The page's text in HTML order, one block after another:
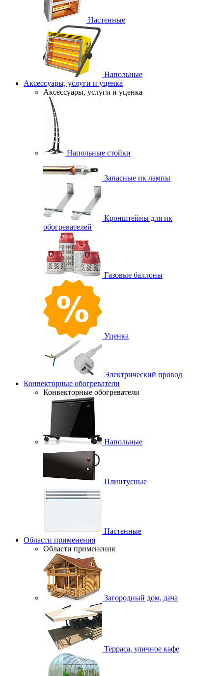
Настенные
Напольные
Аксессуары, услуги и уценка
Аксессуары, услуги и уценка
Напольные стойки
Запасные ик лампы
Кронштейны для ик
обогревателей
Газовые баллоны
Уценка
Электрический провод
Конвекторные обогреватели
Конвекторные обогреватели
Напольные
Плинтусные
Настенные
Области применения
Области применения
Загородный дом, дача
Терраса, уличное кафе